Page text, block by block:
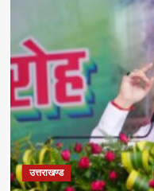
उत्तराखण्ड